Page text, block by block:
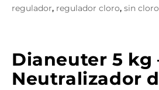
regulador, regulador cloro, sin cloro
Dianeuter 5 kg
Neutralizador